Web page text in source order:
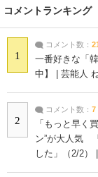
コメントランキング
1
コメント数：
一番好きな「
中】 | 芸能人
2
コメント数： 7
「もっと早く
ン”が大人気
した」（2/2）